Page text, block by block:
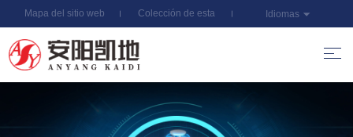
Mapa del sitio web Colección de esta Idiomas